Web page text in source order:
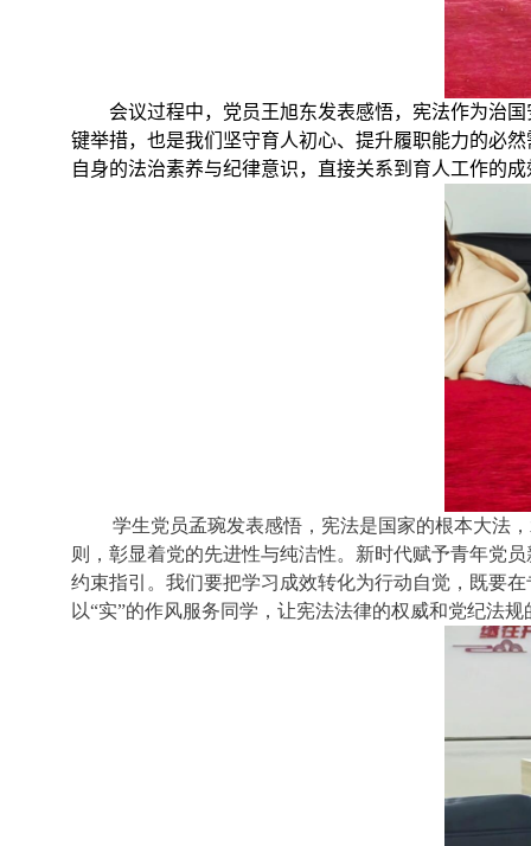
会议过程中，党员王旭东发表感悟，宪法作为治
键举措，也是我们坚守育人初心、提升履职能力的必
自身的法治素养与纪律意识，直接关系到育人工作的
学生党员孟琬发表感悟，宪法是国家的根本大法
则，彰显着党的先进性与纯洁性。新时代赋予青年党
约束指引。我们要把学习成效转化为行动自觉，既要
以“实”的作风服务同学，让宪法法律的权威和党纪法